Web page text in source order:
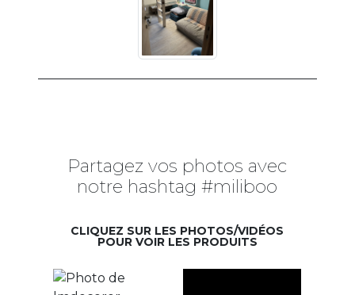
Partagez vos photos avec
notre hashtag #miliboo
CLIQUEZ SUR LES PHOTOS/VIDÉOS
POUR VOIR LES PRODUITS